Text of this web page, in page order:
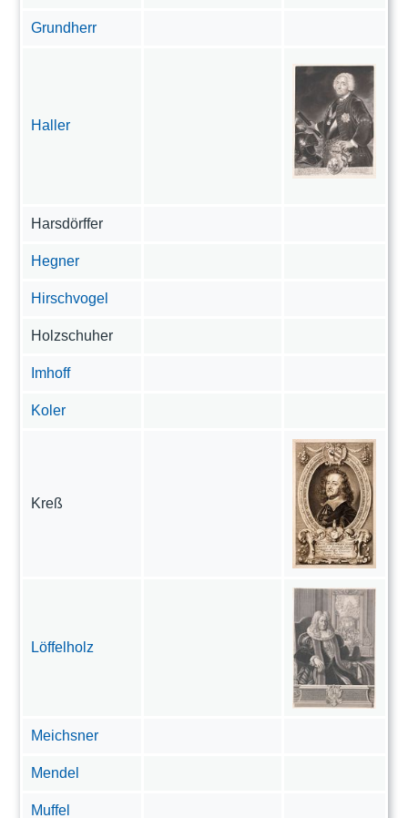
Grundherr
Haller
Harsdörffer
Hegner
Hirschvogel
Holzschuher
Imhoff
Koler
Kreß
Löffelholz
Meichsner
Mendel
Muffel